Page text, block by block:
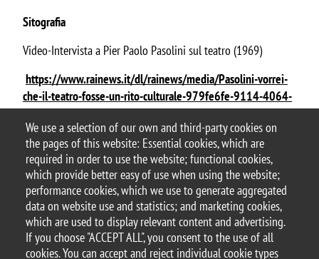
We use a selection of our own and third-party cookies on
the pages of this website: Essential cookies, which are
required in order to use the website; functional cookies,
which provide better easy of use when using the website;
performance cookies, which we use to generate aggregated
data on website use and statistics; and marketing cookies,
which are used to display relevant content and advertising.
If you choose "ACCEPT ALL", you consent to the use of all
cookies. You can accept and reject individual cookie types
Sitografia
Video-Intervista a Pier Paolo Pasolini sul teatro (1969)
https://www.rainews.it/dl/rainews/media/Pasolini-vorrei-
che-il-teatro-fosse-un-rito-culturale-979fe6fe-9114-4064-
ad86-b4a60aac95d1.html
Argomento
BOOKCITY
© 2025 University of Milano-Bicocca